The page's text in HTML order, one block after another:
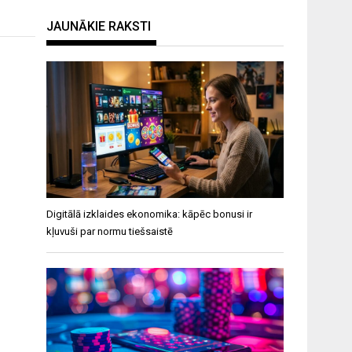
JAUNĀKIE RAKSTI
Digitālā izklaides ekonomika: kāpēc bonusi ir
kļuvuši par normu tiešsaistē